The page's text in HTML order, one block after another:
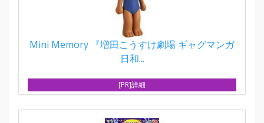
Mini Memory 『増田こうすけ劇場 ギャグマンガ
日和...
[PR]詳細